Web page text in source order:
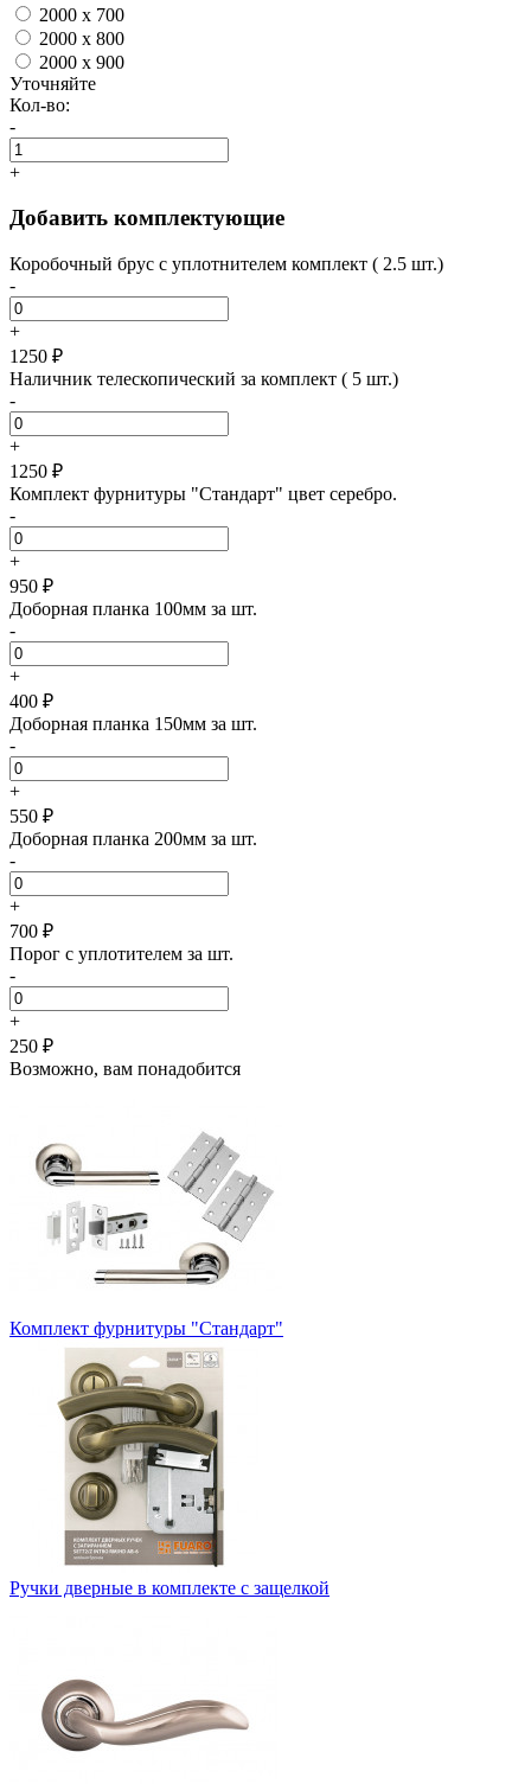
2000 x 700
2000 x 800
2000 x 900
Уточняйте
Кол-во:
-
+
Добавить комплектующие
Коробочный брус с уплотнителем комплект ( 2.5 шт.)
-
+
1250 ₽
Наличник телескопический за комплект ( 5 шт.)
-
+
1250 ₽
Комплект фурнитуры "Стандарт" цвет серебро.
-
+
950 ₽
Доборная планка 100мм за шт.
-
+
400 ₽
Доборная планка 150мм за шт.
-
+
550 ₽
Доборная планка 200мм за шт.
-
+
700 ₽
Порог с уплотителем за шт.
-
+
250 ₽
Возможно, вам понадобится
Комплект фурнитуры "Стандарт"
Ручки дверные в комплекте с защелкой